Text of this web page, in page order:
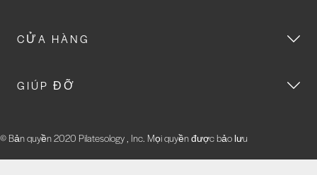
CỬA HÀNG
GIÚP ĐỠ
© Bản quyền 2020 Pilatesology , Inc. Mọi quyền được bảo lưu